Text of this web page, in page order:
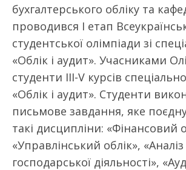
бухгалтерського обліку та
проводився I етап
студентської олімпіади зі
«Облік і аудит». Учасниками
студенти III-V курсів
«Облік і аудит». Студенти
письмове завдання, яке
такі дисципліни: «Фінансовий
«Управлінський облік», «Аналіз
господарської діяльності»,